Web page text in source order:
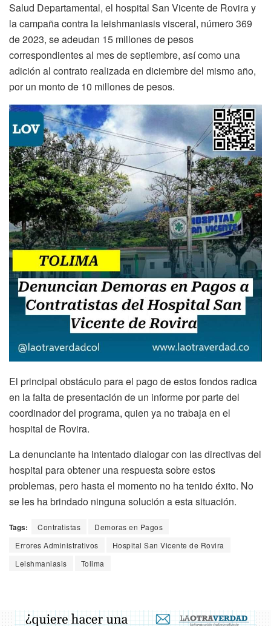
Salud Departamental, el hospital San Vicente de Rovira y
la campaña contra la leishmaniasis visceral, número 369
de 2023, se adeudan 15 millones de pesos
correspondientes al mes de septiembre, así como una
adición al contrato realizada en diciembre del mismo año,
por un monto de 10 millones de pesos.
El principal obstáculo para el pago de estos fondos radica
en la falta de presentación de un informe por parte del
coordinador del programa, quien ya no trabaja en el
hospital de Rovira.
La denunciante ha intentado dialogar con las directivas del
hospital para obtener una respuesta sobre estos
problemas, pero hasta el momento no ha tenido éxito. No
se les ha brindado ninguna solución a esta situación.
Tags: Contratistas
Demoras en Pagos
Errores Administrativos
Hospital San Vicente de Rovira
Leishmaniasis
Tolima